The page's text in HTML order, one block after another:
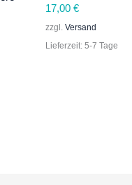
17,00 €
zzgl. Versand
Lieferzeit: 5-7 Tage